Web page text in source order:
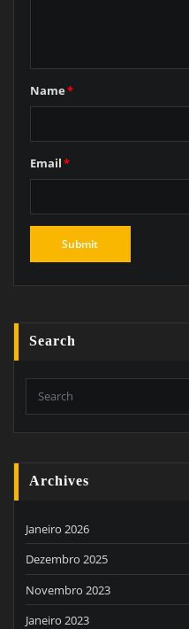
Name*
Email*
Search
Archives
Janeiro 2026
Dezembro 2025
Novembro 2023
Janeiro 2023